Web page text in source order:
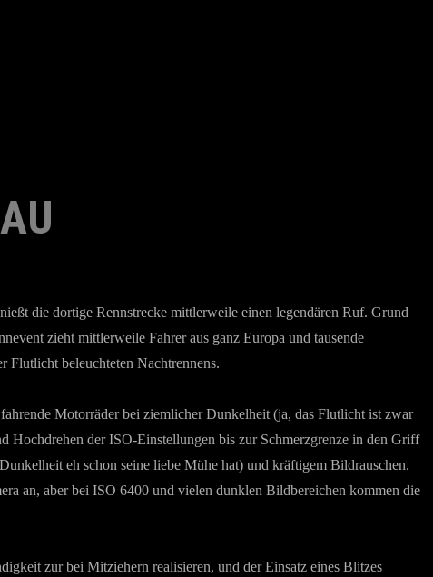
die dortige Rennstrecke mittlerweile einen legendären Ruf. Grund
zieht mittlerweile Fahrer aus ganz Europa und tausende
Flutlicht beleuchteten Nachtrennens.
Motorräder bei ziemlicher Dunkelheit (ja, das Flutlicht ist zwar
Hochdrehen der ISO-Einstellungen bis zur Schmerzgrenze in den Griff
eh schon seine liebe Mühe hat) und kräftigem Bildrauschen.
an, aber bei ISO 6400 und vielen dunklen Bildbereichen kommen die
zur bei Mitziehern realisieren, und der Einsatz eines Blitzes